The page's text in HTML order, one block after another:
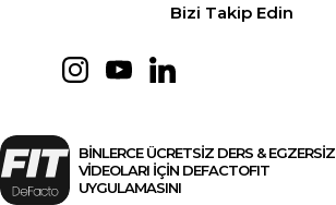
Bizi Takip Edin
BİNLERCE ÜCRETSİZ DERS & EGZERSİZ
VİDEOLARI İÇİN DEFACTOFIT
UYGULAMASINI